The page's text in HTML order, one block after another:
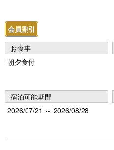
s
会員割引
お食事
朝夕食付
宿泊可能期間
2026/07/21 ～ 2026/08/28